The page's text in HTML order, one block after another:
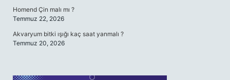
Homend Çin malı mı ?
Temmuz 22, 2026
Akvaryum bitki ışığı kaç saat yanmalı ?
Temmuz 20, 2026